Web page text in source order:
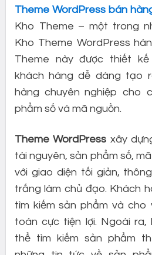
Theme WordPress bán
Kho Theme – một trong
Kho Theme WordPress
Theme này được thiết
khách hàng dễ dàng tạo
hàng chuyên nghiệp cho
phẩm số và mã nguồn.
Theme WordPress xây
tài nguyên, sản phẩm số,
với giao diện tối giản,
trắng làm chủ đạo. Khách
tìm kiếm sản phẩm và cho
toán cực tiện lợi. Ngoài
thể tìm kiếm sản phẩm